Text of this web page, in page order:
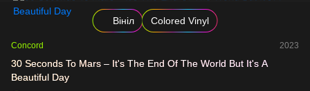
Вініл Colored Vinyl
Concord 2023
30 Seconds To Mars – It's The End Of The World But It's A
Beautiful Day